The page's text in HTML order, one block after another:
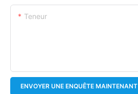
Teneur
ENVOYER UNE ENQUÊTE MAINTENANT